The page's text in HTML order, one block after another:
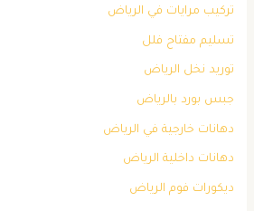
تركيب مرايات في الرياض
تسليم مفتاح فلل
توريد نخل الرياض
جبس بورد بالرياض
دهانات خارجية في الرياض
دهانات داخلية الرياض
ديكورات فوم الرياض